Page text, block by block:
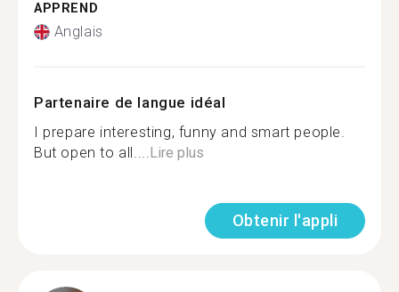
APPREND
Anglais
Partenaire de langue idéal
I prepare interesting, funny and smart people.
But open to all....Lire plus
Obtenir l'appli